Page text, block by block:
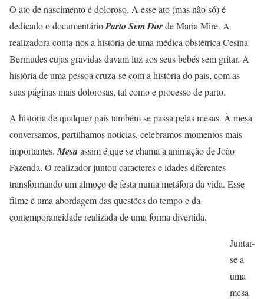
O ato de nascimento é doloroso. A esse ato (mas não só) é
dedicado o documentárioParto Sem Dorde Maria Mire. A
realizadora conta-nos a história de uma médica obstétrica Cesina
Bermudes cujas gravidas davam luz aos seus bebés sem gritar. A
história de uma pessoa cruza-se com a história do país, com as
suas páginas mais dolorosas, tal como e processo de parto.
A história de qualquer país também se passa pelas mesas. À mesa
conversamos, partilhamos notícias, celebramos momentos mais
importantes.Mesaassim é que se chama a animação de João
Fazenda. O realizador juntou caracteres e idades diferentes
transformando um almoço de festa numa metáfora da vida. Esse
filme é uma abordagem das questões do tempo e da
contemporaneidade realizada de uma forma divertida.
Juntar-
se a
uma
mesa